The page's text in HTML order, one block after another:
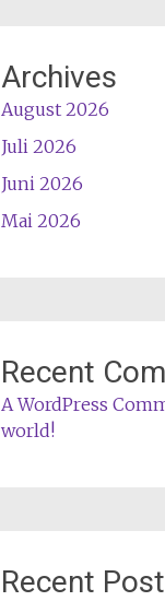
Archives
August 2026
Juli 2026
Juni 2026
Mai 2026
Recent
A WordPress
world!
Recent